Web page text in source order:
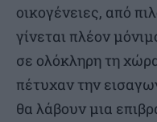
οικογένειες, από
γίνεται πλέον
σε ολόκληρη τη
πέτυχαν την
θα λάβουν μια